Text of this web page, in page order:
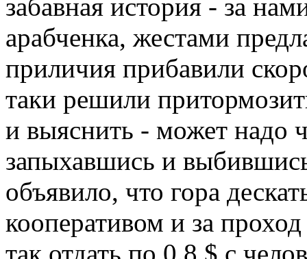
забавная история - за
арабченка, жестами
приличия прибавили
таки решили
и выяснить - может надо
запыхавшись и
объявило, что гора
кооперативом и за
так отдать по 0.8 $ с